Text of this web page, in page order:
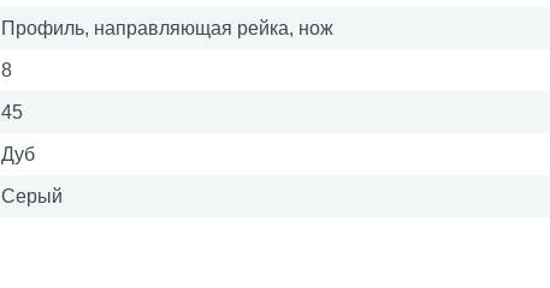
Профиль, направляющая рейка, нож
8
45
Дуб
Серый